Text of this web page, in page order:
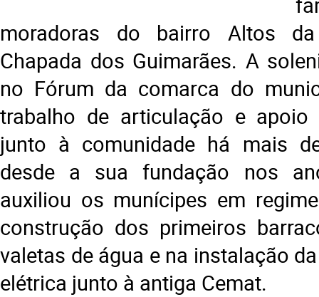
moradoras do bairro Altos
Chapada dos Guimarães. A
no Fórum da comarca do
trabalho de articulação e apoio
junto à comunidade há mais
desde a sua fundação nos
auxiliou os munícipes em
construção dos primeiros
valetas de água e na instalação
elétrica junto à antiga Cemat.